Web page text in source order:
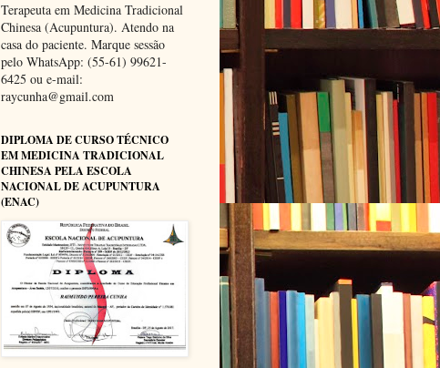
Terapeuta em Medicina Tradicional
Chinesa (Acupuntura). Atendo na
casa do paciente. Marque sessão
pelo WhatsApp: (55-61) 99621-
6425 ou e-mail:
raycunha@gmail.com
DIPLOMA DE CURSO TÉCNICO
EM MEDICINA TRADICIONAL
CHINESA PELA ESCOLA
NACIONAL DE ACUPUNTURA
(ENAC)